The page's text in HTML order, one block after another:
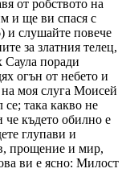
от робството на
и ще ви спася с
и слушайте повече
за златния телец,
поради
огън от небето и
моя слуга Моисей
така какво не
че където обилно е
глупави и
прощение и мир,
ви е ясно: Милост